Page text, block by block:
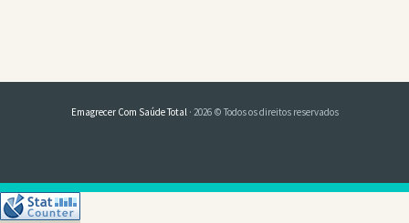
Emagrecer Com Saúde Total· 2026 © Todos os direitos reservados